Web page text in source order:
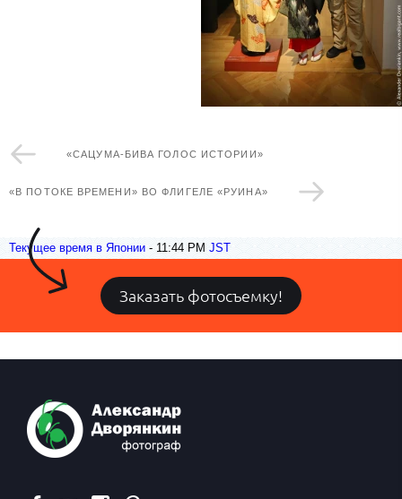
«САЦУМА-БИВА ГОЛОС ИСТОРИИ»
«В ПОТОКЕ ВРЕМЕНИ» ВО ФЛИГЕЛЕ «РУИНА»
Текущее время в Японии - 11:44 PM JST
Заказать фотосъемку!